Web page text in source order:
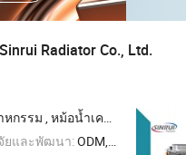
Radiator Co., Ltd.
อดออกได้ , เครื่องทำความเย็นแบบแห้งสำหรับเครื่องยนต์ก๊าซ , หม้อน้ำสำหรับการทำเหมือง
ยและพัฒนา:ODM,OEM